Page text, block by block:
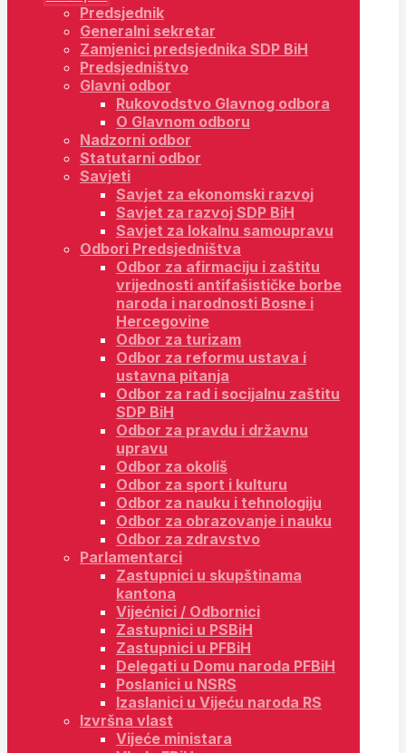
Predsjednik
Generalni sekretar
Zamjenici predsjednika SDP BiH
Predsjedništvo
Glavni odbor
Rukovodstvo Glavnog odbora
O Glavnom odboru
Nadzorni odbor
Statutarni odbor
Savjeti
Savjet za ekonomski razvoj
Savjet za razvoj SDP BiH
Savjet za lokalnu samoupravu
Odbori Predsjedništva
Odbor za afirmaciju i zaštitu
vrijednosti antifašističke borbe
naroda i narodnosti Bosne i
Hercegovine
Odbor za turizam
Odbor za reformu ustava i
ustavna pitanja
Odbor za rad i socijalnu zaštitu
SDP BiH
Odbor za pravdu i državnu
upravu
Odbor za okoliš
Odbor za sport i kulturu
Odbor za nauku i tehnologiju
Odbor za obrazovanje i nauku
Odbor za zdravstvo
Parlamentarci
Zastupnici u skupštinama
kantona
Vijećnici / Odbornici
Zastupnici u PSBiH
Zastupnici u PFBiH
Delegati u Domu naroda PFBiH
Poslanici u NSRS
Izaslanici u Vijeću naroda RS
Izvršna vlast
Vijeće ministara